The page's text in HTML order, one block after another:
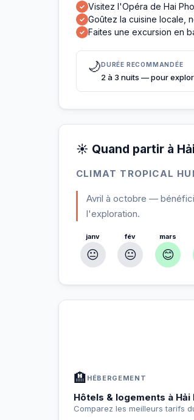
✓ Visitez l'Opéra de Hai
✓ Goûtez la cuisine locale,
✓ Faites une excursion en
🌙DURÉE RECOMMANDÉE
2 à 3 nuits — pour
☀️ Quand partir à
CLIMAT TROPICAL
Avril à octobre —
l'exploration.
janv
😐
fév
😐
mars
😊
🏨 HÉBERGEMENT
Hôtels & logements à Hải
Comparez les meilleurs tarifs